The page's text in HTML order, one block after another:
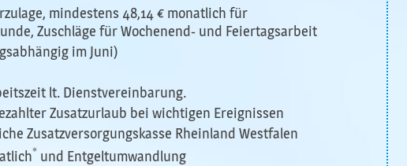
mindestens 48,14 € monatlich für
Zuschläge für Wochenend- und Feiertagsarbeit
im Juni)
lt. Dienstvereinbarung.
Zusatzurlaub bei wichtigen Ereignissen
Zusatzversorgungskasse Rheinland Westfalen
* und Entgeltumwandlung